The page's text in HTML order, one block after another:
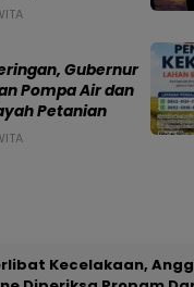
Gubernur
Pompa Air dan
Petanian
Kecelakaan,